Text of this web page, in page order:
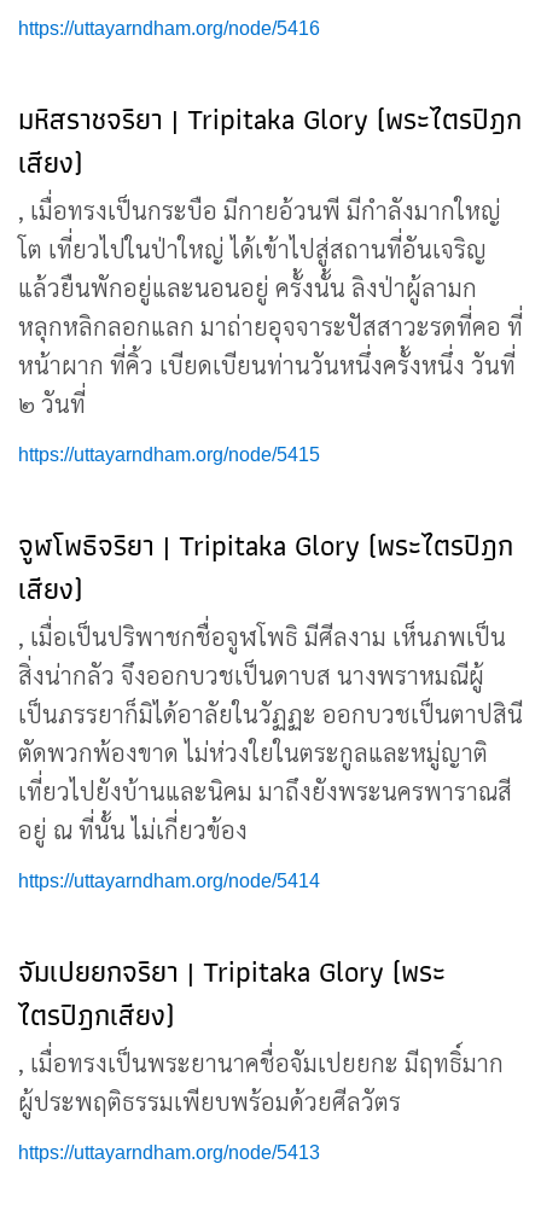
https://uttayarndham.org/node/5416
มหิสราชจริยา | Tripitaka Glory (พระไตรปิฎก
เสียง)
, เมื่อทรงเป็นกระบือ มีกายอ้วนพี มีกำลังมากใหญ่
โต เที่ยวไปในป่าใหญ่ ได้เข้าไปสู่สถานที่อันเจริญ
แล้วยืนพักอยู่และนอนอยู่ ครั้งนั้น ลิงป่าผู้ลามก
หลุกหลิกลอกแลก มาถ่ายอุจจาระปัสสาวะรดที่คอ ที่
หน้าผาก ที่คิ้ว เบียดเบียนท่านวันหนึ่งครั้งหนึ่ง วันที่
๒ วันที่
https://uttayarndham.org/node/5415
จูฬโพธิจริยา | Tripitaka Glory (พระไตรปิฎก
เสียง)
, เมื่อเป็นปริพาชกชื่อจูฬโพธิ มีศีลงาม เห็นภพเป็น
สิ่งน่ากลัว จึงออกบวชเป็นดาบส นางพราหมณีผู้
เป็นภรรยาก็มิได้อาลัยในวัฏฏะ ออกบวชเป็นตาปสินี
ตัดพวกพ้องขาด ไม่ห่วงใยในตระกูลและหมู่ญาติ
เที่ยวไปยังบ้านและนิคม มาถึงยังพระนครพาราณสี
อยู่ ณ ที่นั้น ไม่เกี่ยวข้อง
https://uttayarndham.org/node/5414
จัมเปยยกจริยา | Tripitaka Glory (พระ
ไตรปิฎกเสียง)
, เมื่อทรงเป็นพระยานาคชื่อจัมเปยยกะ มีฤทธิ์มาก
ผู้ประพฤติธรรมเพียบพร้อมด้วยศีลวัตร
https://uttayarndham.org/node/5413